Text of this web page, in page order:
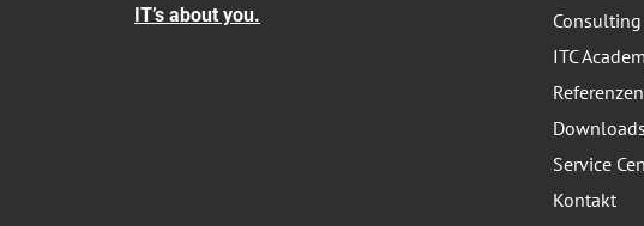
IT’s about you.
Consulting
ITC
Referenzen
Downloads
Service
Kontakt